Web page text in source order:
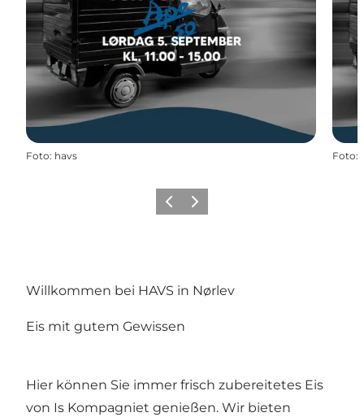
Foto: havs Foto:
ZurückWeiter
Willkommen bei HAVS in Nørlev
Eis mit gutem Gewissen
Hier können Sie immer frisch zubereitetes Eis
von Is Kompagniet genießen. Wir bieten